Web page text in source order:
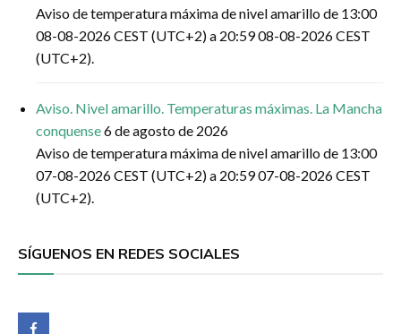
Aviso de temperatura máxima de nivel amarillo de 13:00
08-08-2026 CEST (UTC+2) a 20:59 08-08-2026 CEST
(UTC+2).
Aviso. Nivel amarillo. Temperaturas máximas. La Mancha
conquense6 de agosto de 2026
Aviso de temperatura máxima de nivel amarillo de 13:00
07-08-2026 CEST (UTC+2) a 20:59 07-08-2026 CEST
(UTC+2).
SÍGUENOS EN REDES SOCIALES